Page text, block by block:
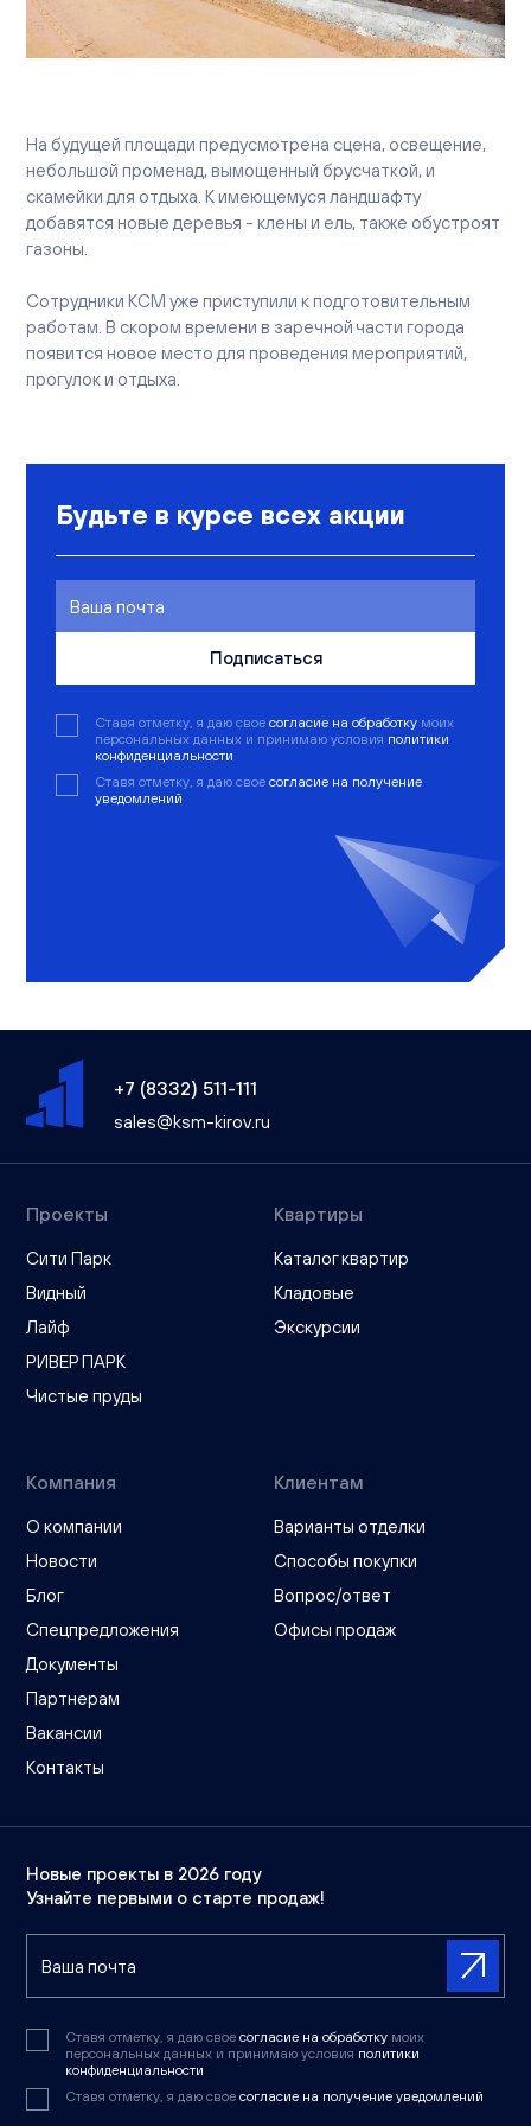
Вакансии
Офисы продаж
Контакты
На будущей площади предусмотрена сцена, освещение,
небольшой променад, вымощенный брусчаткой, и
скамейки для отдыха. К имеющемуся ландшафту
добавятся новые деревья - клены и ель, также обустроят
газоны.
Сотрудники КСМ уже приступили к подготовительным
работам. В скором времени в заречной части города
появится новое место для проведения мероприятий,
прогулок и отдыха.
Будьте в курсе всех акции
Подписаться
Ставя отметку, я даю свое согласие на обработку моих
персональных данных и принимаю условия политики
конфиденциальности
Ставя отметку, я даю свое согласие на получение
уведомлений
+7 (8332) 511-111
sales@ksm-kirov.ru
Проекты
Сити Парк
Видный
Лайф
РИВЕР ПАРК
Чистые пруды
Квартиры
Каталог квартир
Кладовые
Экскурсии
Компания
О компании
Новости
Блог
Спецпредложения
Документы
Партнерам
Вакансии
Контакты
Клиентам
Варианты отделки
Способы покупки
Вопрос/ответ
Офисы продаж
Новые проекты в 2026 году
Узнайте первыми о старте продаж!
Ставя отметку, я даю свое согласие на обработку моих
персональных данных и принимаю условия политики
конфиденциальности
Ставя отметку, я даю свое согласие на получение уведомлений